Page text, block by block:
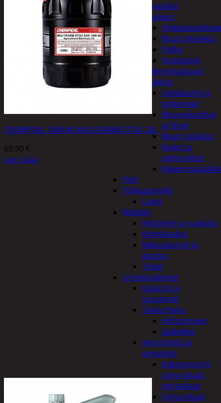
Ilmapallot
Pihalelut
Muut pihalelut
Pallot
Vesipyssyt
Radio-ohjattavat
Sisälelut
Leikkiautot ja
työkoneet
Muovailuvahat
ja limat
Muut sisälelut
Nuket ja
pehmolelut
Pelit
Polkupyöräily
Lukot
Retkeily
Keittimet ja ruokailu
Kylmälaukut
Makuupussit ja
alustat
Teltat
Urheiluvälineet
Kypärät ja
suojaimet
Talviurheilu
Hiihtäminen
Jääkiekko
Vesiurheilu ja
uimalelut
Kylpytynnyrit,
uima-altaat,
porealtaat
Uima-altaat
CHEMPIOIL 10W-40 MULTIFARM STOU 20L
69,90 €
Lue Lisää